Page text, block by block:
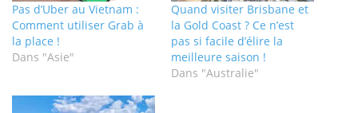
Pas d’Uber au Vietnam :
Comment utiliser Grab à
la place !
Dans "Asie"
Quand visiter Brisbane et
la Gold Coast ? Ce n’est
pas si facile d’élire la
meilleure saison !
Dans "Australie"